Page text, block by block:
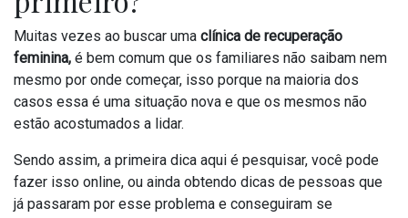
Muitas vezes ao buscar uma clínica de recuperação
feminina, é bem comum que os familiares não saibam nem
mesmo por onde começar, isso porque na maioria dos
casos essa é uma situação nova e que os mesmos não
estão acostumados a lidar.
Sendo assim, a primeira dica aqui é pesquisar, você pode
fazer isso online, ou ainda obtendo dicas de pessoas que
já passaram por esse problema e conseguiram se